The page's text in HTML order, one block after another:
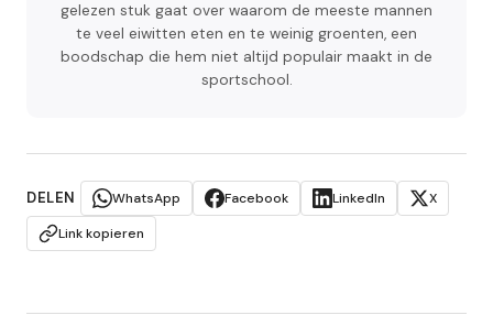
gelezen stuk gaat over waarom de meeste mannen
te veel eiwitten eten en te weinig groenten, een
boodschap die hem niet altijd populair maakt in de
sportschool.
DELEN WhatsApp Facebook LinkedIn
X
Link kopieren